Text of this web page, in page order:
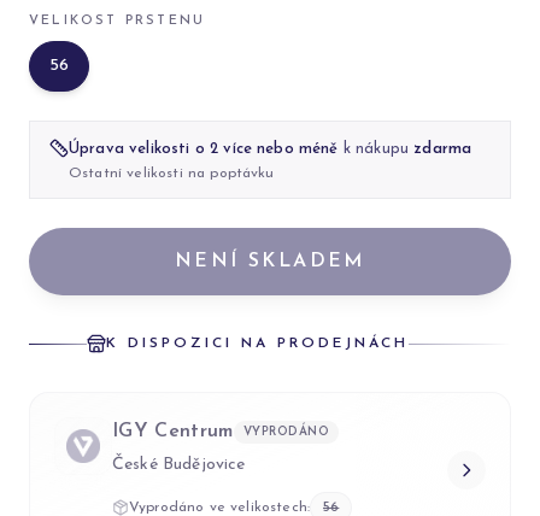
VELIKOST PRSTENU
56
Úprava velikosti o 2 více nebo méně k nákupu zdarma
Ostatní velikosti na poptávku
NENÍ SKLADEM
K DISPOZICI NA PRODEJNÁCH
IGY Centrum VYPRODÁNO
České Budějovice
Vyprodáno ve velikostech: 56